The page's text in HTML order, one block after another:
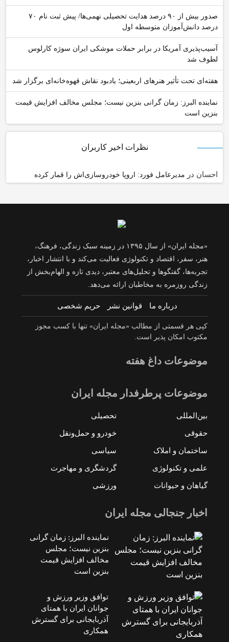
صدور بیش از ۹۰ درصد هدایت تحصیلی نهمی‌ها/ پیش ثبت نام ۷۰
درصد دانش‌آموزان متوسطه اول
آسیب‌پذیری آمریکا در برابر حملات موشکی ایران سوژه کارلوس
لطوف شد
هفته‌ای تحت تأثیر هنرهای اربعینی؛ یادبود نقاش قهوه‌خانه‌ای برگزار شد
نماینده البرز: زمان گرانی بنزین نیست؛ مجلس مخالف افزایش قیمت
بنزین است
نظرات اخیر کاربران
احسان در مدیرعامل فورد: اروپا خودروسازی‌اش را قمار کرده
«مجله ایران» از سال ۱۳۹۵ در زمینه سبک زندگی، فرهنگ،
هنر، سفر، اقتصاد و تکنولوژی فعالیت می‌کند و با انتشار اخبار،
تجربه‌ها، گفتگوها و تحلیل‌های معتبر، دیدی تازه و الهام‌بخش از
زندگی روزمره به مخاطبان ارائه می‌دهد.
درباره ما قوانین نشر حریم شخصی
کپی هر قسمتی از مطالب «مجله ایران» تنها با کسب مجوز
مکتوب امکان پذیر است.
موضوعات داغ هفته
موضوعات پرطرفدار مجله ایران
بین‌المللی تحصیلی
حقوقی خودرو و حمل‌و‌نقل
ساختمان و املاک سیاسی
علمی و تکنولوژی گردشگری و مهاجرت
گیاهان و حیوانات ورزشی
اخبار جنجالی مجله ایران
نماینده البرز: زمان گرانی
بنزین نیست؛ مجلس
مخالف افزایش قیمت
بنزین است
توافق وزیر ورزش و
جوانان ایران با همتای
آذربایجانی برای گسترش
همکاری